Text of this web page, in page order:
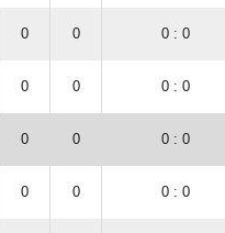
0 0 0 : 0
0 0 0 : 0
0 0 0 : 0
0 0 0 : 0